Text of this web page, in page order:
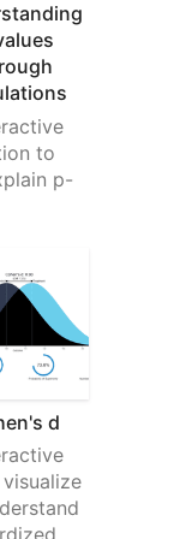
cafés
publications
so
a
to
p-
d